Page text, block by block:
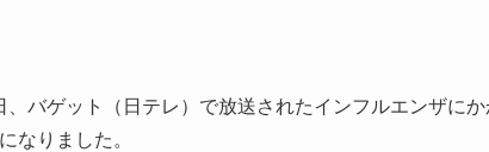
、バゲット（日テレ）で放送されたインフルエンザに
なりました。